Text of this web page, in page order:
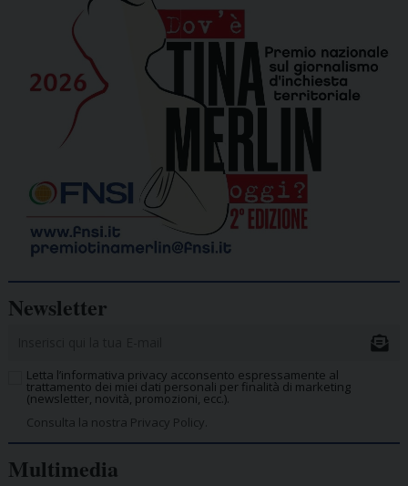
Newsletter
Letta l’informativa privacy acconsento espressamente al
trattamento dei miei dati personali per finalità di marketing
(newsletter, novità, promozioni, ecc.).
Consulta la nostra Privacy Policy.
Multimedia